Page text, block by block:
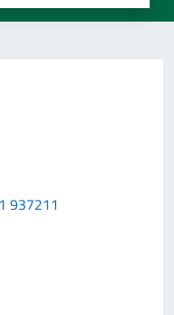
937211